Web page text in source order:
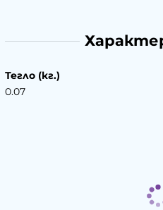
Тегло (кг.)
0.07